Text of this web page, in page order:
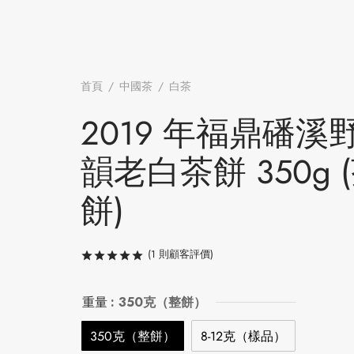
首頁 / 中國茶 / 白茶
2019 年福鼎磻溪
韻老白茶餅 350g
餅)
評分/ 5，已有
(1 則顧客評價)
重量 : 350克（整餅）
350克（整餅）
8-12克（樣品）